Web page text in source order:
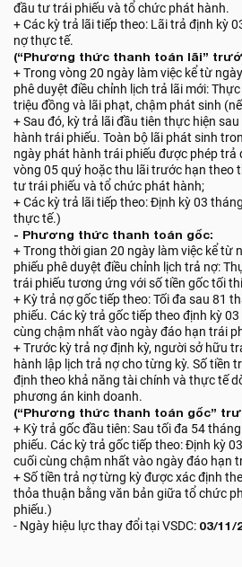
đầu tư trái phiếu và tổ chức phát hành.
+ Các kỳ trả lãi tiếp theo: Lãi trả định kỳ
nợ thực tế.
(“Phương thức thanh toán lãi”
+ Trong vòng 20 ngày làm việc kể từ
phê duyệt điều chỉnh lịch trả lãi mới:
triệu đồng và lãi phạt, chậm phát sinh
+ Sau đó, kỳ trả lãi đầu tiên thực hiện
hành trái phiếu. Toàn bộ lãi phát sinh
ngày phát hành trái phiếu được phép
vòng 05 quý hoặc thu lãi trước hạn theo
tư trái phiếu và tổ chức phát hành;
+ Các kỳ trả lãi tiếp theo: Định kỳ 03
thực tế.)
- Phương thức thanh toán gốc:
+ Trong thời gian 20 ngày làm việc kể từ
phiếu phê duyệt điều chỉnh lịch trả nợ:
trái phiếu tương ứng với số tiền gốc tối
+ Kỳ trả nợ gốc tiếp theo: Tối đa sau 81
phiếu. Các kỳ trả gốc tiếp theo định kỳ
cùng chậm nhất vào ngày đáo hạn trái
+ Trước kỳ trả nợ định kỳ, người sở hữu
hành lập lịch trả nợ cho từng kỳ. Số tiền
định theo khả năng tài chính và thực tế
phương án kinh doanh.
(“Phương thức thanh toán gốc”
+ Kỳ trả gốc đầu tiên: Sau tối đa 54
phiếu. Các kỳ trả gốc tiếp theo: Định kỳ
cuối cùng chậm nhất vào ngày đáo hạn
+ Số tiền trả nợ từng kỳ được xác định
thỏa thuận bằng văn bản giữa tổ chức
phiếu.)
- Ngày hiệu lực thay đổi tại VSDC: 03/11/